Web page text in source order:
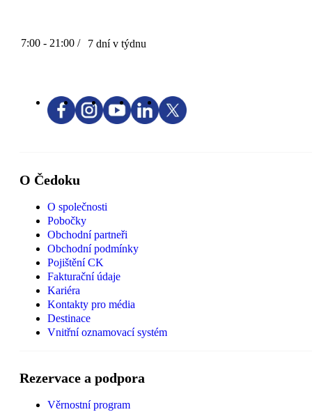
7:00 - 21:00 / 7 dní v týdnu
O Čedoku
O společnosti
Pobočky
Obchodní partneři
Obchodní podmínky
Pojištění CK
Fakturační údaje
Kariéra
Kontakty pro média
Destinace
Vnitřní oznamovací systém
Rezervace a podpora
Věrnostní program